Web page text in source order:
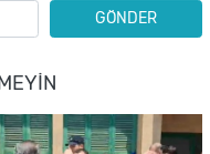
GÖNDER